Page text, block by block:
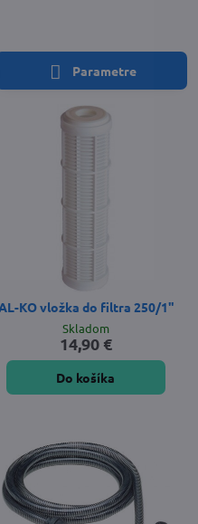
Parametre
KO vložka do filtra 250/1"
Skladom
14,90 €
Do košíka